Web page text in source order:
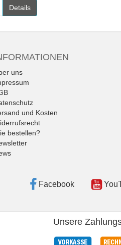
Details
uns
und Kosten
bestellen?
Facebook
Unsere